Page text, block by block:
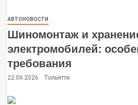
АВТОНОВОСТИ
Шиномонтаж и
электромобилей:
требования
22.06.2026 Тольятти